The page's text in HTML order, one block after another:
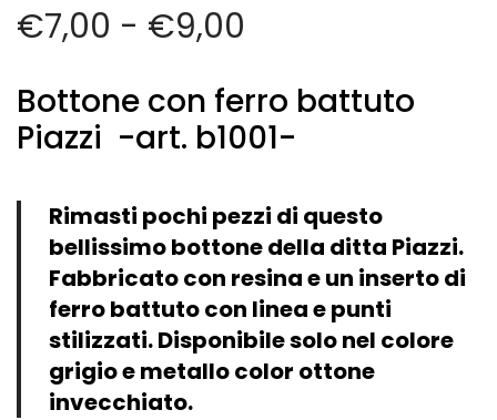
LANA (27)
Minuterie (58)
Pizzi (11)
Prodotti per la sartoria (34)
Canovacci Completi di Filati e Ago (24)
Sciarpe (8)
Set di Bottoni Vintage (77)
Swarovski (2)
Vintage (165)
€7,00 - €9,00
Bottone con ferro battuto
Piazzi -art. b1001-
Rimasti pochi pezzi di questo
bellissimo bottone della ditta Piazzi.
Fabbricato con resina e un inserto di
ferro battuto con linea e punti
stilizzati. Disponibile solo nel colore
grigio e metallo color ottone
invecchiato.